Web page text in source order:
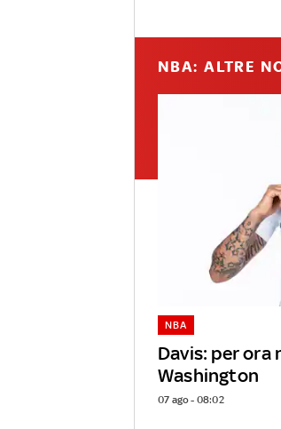
NBA: ALTRE
Davis: per ora
Washington
NBA
07 ago - 08:02